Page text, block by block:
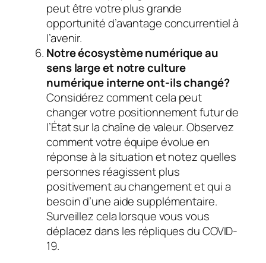
peut être votre plus grande
opportunité d’avantage concurrentiel à
l’avenir.
Notre écosystème numérique au
sens large et notre culture
numérique interne ont-ils changé?
Considérez comment cela peut
changer votre positionnement futur de
l’État sur la chaîne de valeur. Observez
comment votre équipe évolue en
réponse à la situation et notez quelles
personnes réagissent plus
positivement au changement et qui a
besoin d’une aide supplémentaire.
Surveillez cela lorsque vous vous
déplacez dans les répliques du COVID-
19.